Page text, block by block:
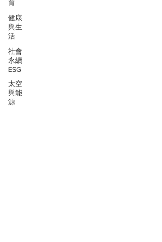
育
健康
與生
活
社會
永續
ESG
太空
與能
源